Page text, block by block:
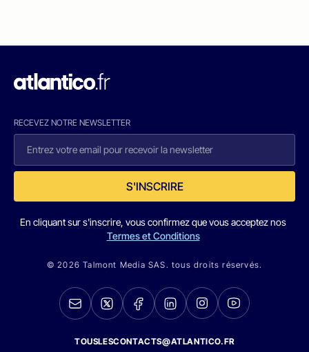
RECEVEZ NOTRE NEWSLETTER
S'INSCRIRE
En cliquant sur s'inscrire, vous confirmez que vous acceptez nos
Termes et Conditions
© 2026 Talmont Media SAS. tous droits réservés.
TOUSLESCONTACTS@ATLANTICO.FR